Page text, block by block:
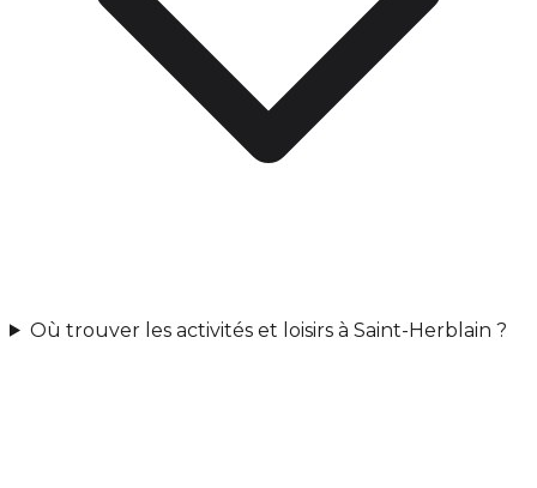
Où trouver les activités et loisirs à Saint-Herblain ?